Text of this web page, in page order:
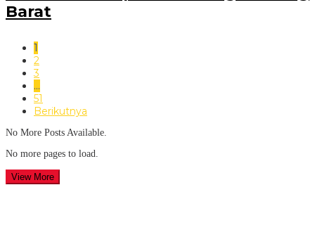
Barat
1
2
3
…
51
Berikutnya
No More Posts Available.
No more pages to load.
View More